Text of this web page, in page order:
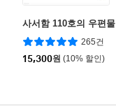
사서함 110호의 우편물
265건
15,300원 (10% 할인)